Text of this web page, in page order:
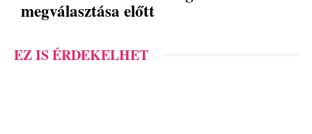
megválasztása előtt
EZ IS ÉRDEKELHET